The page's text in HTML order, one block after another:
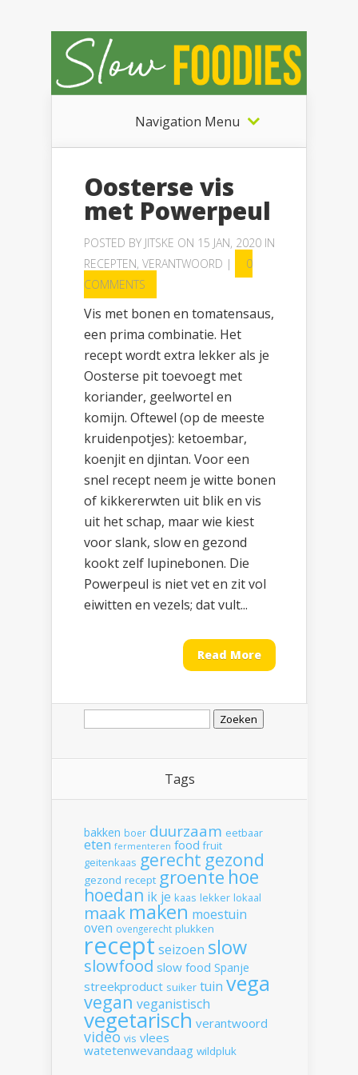
Navigation Menu
Oosterse vis
met Powerpeul
POSTED BY JITSKE ON 15 JAN, 2020 IN
RECEPTEN, VERANTWOORD |
0
COMMENTS
Vis met bonen en tomatensaus,
een prima combinatie. Het
recept wordt extra lekker als je
Oosterse pit toevoegt met
koriander, geelwortel en
komijn. Oftewel (op de meeste
kruidenpotjes): ketoembar,
koenjit en djintan. Voor een
snel recept neem je witte bonen
of kikkererwten uit blik en vis
uit het schap, maar wie kiest
voor slank, slow en gezond
kookt zelf lupinebonen. Die
Powerpeul is niet vet en zit vol
eiwitten en vezels; dat vult...
Read More
Zoeken
Tags
bakken boer duurzaam eetbaar
eten fermenteren food fruit
geitenkaas gerecht gezond
gezond recept groente hoe
hoedan ik je kaas lekker lokaal
maak maken moestuin
oven ovengerecht plukken
recept seizoen slow
slowfood slow food Spanje
streekproduct suiker tuin vega
vegan veganistisch
vegetarisch verantwoord
video vis vlees
watetenwevandaag wildpluk